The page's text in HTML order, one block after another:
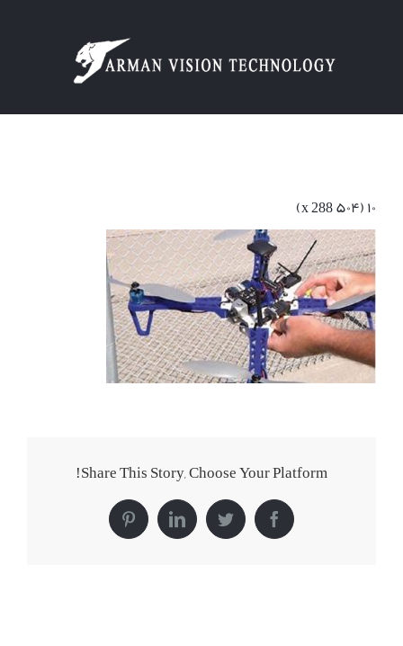
۱۰ (۵۰۴ x 288)
Share This Story, Choose Your Platform!
Facebook
Twitter
LinkedIn
Pinterest